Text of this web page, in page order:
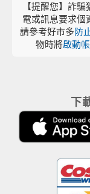
【提醒您】詐
電或訊息要求個
請參考好市多防
物時將啟動
下